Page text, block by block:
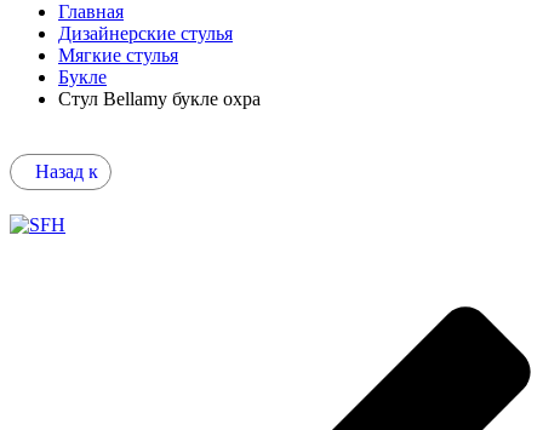
Главная
Дизайнерские стулья
Мягкие стулья
Букле
Стул Bellamy букле охра
Назад к